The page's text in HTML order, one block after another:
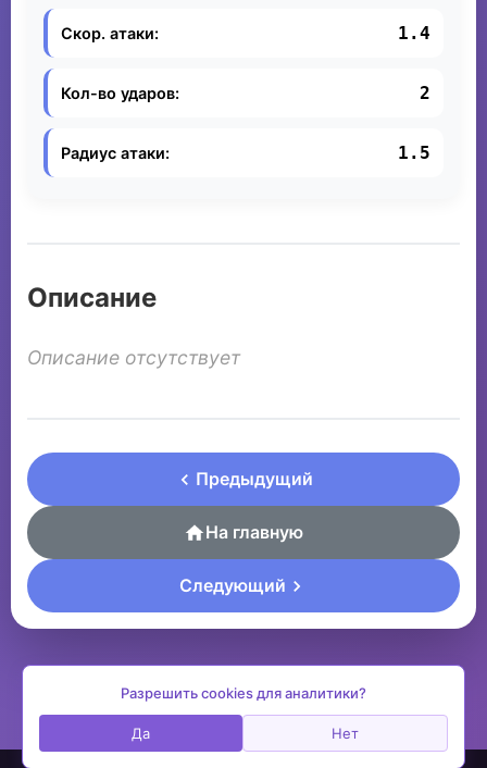
Скор. атаки: 1.4
Кол-во ударов: 2
Радиус атаки: 1.5
Описание
Описание отсутствует
Предыдущий
На главную
Следующий
Разрешить cookies для аналитики?
Да Нет